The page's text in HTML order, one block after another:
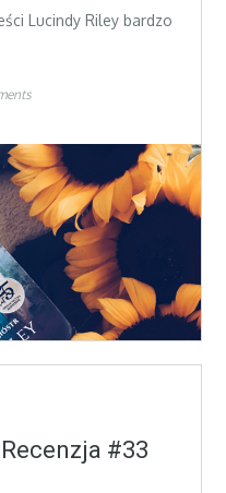
Lucindy Riley bardzo
#33